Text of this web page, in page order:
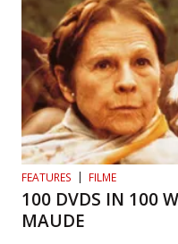
FEATURES FILME
100 DVDS IN 100
MAUDE